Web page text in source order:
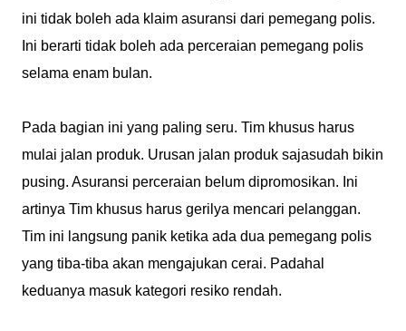
ini tidak boleh ada klaim asuransi dari pemegang polis.
Ini berarti tidak boleh ada perceraian pemegang polis
selama enam bulan.
Pada bagian ini yang paling seru. Tim khusus harus
mulai jalan produk. Urusan jalan produk sajasudah bikin
pusing. Asuransi perceraian belum dipromosikan. Ini
artinya Tim khusus harus gerilya mencari pelanggan.
Tim ini langsung panik ketika ada dua pemegang polis
yang tiba-tiba akan mengajukan cerai. Padahal
keduanya masuk kategori resiko rendah.